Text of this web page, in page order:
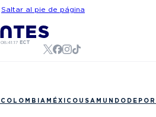
Saltar al pie de página
08:41:17 ECT
COLOMBIA MÉXICO USA MUNDO